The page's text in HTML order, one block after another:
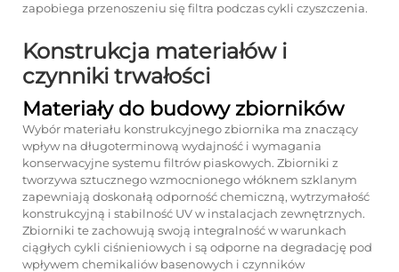
zapobiega przenoszeniu się filtra podczas cykli czyszczenia.
Konstrukcja materiałów i
czynniki trwałości
Materiały do budowy zbiorników
Wybór materiału konstrukcyjnego zbiornika ma znaczący
wpływ na długoterminową wydajność i wymagania
konserwacyjne systemu filtrów piaskowych. Zbiorniki z
tworzywa sztucznego wzmocnionego włóknem szklanym
zapewniają doskonałą odporność chemiczną, wytrzymałość
konstrukcyjną i stabilność UV w instalacjach zewnętrznych.
Zbiorniki te zachowują swoją integralność w warunkach
ciągłych cykli ciśnieniowych i są odporne na degradację pod
wpływem chemikaliów basenowych i czynników